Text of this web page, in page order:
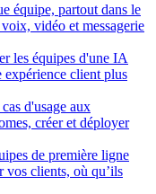
équipe, partout dans le
vidéo et messagerie
les équipes d'une IA
client plus
d'usage aux
créer et déployer
de première ligne
vos clients, où qu’ils